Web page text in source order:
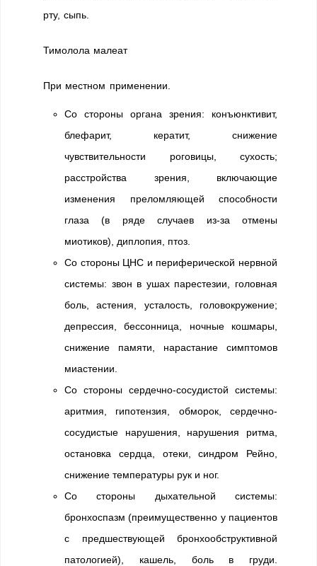
рту, сыпь.
Тимолола малеат
При местном применении.
Со стороны органа зрения: конъюнктивит,
блефарит, кератит, снижение
чувствительности роговицы, сухость;
расстройства зрения, включающие
изменения преломляющей способности
глаза (в ряде случаев из-за отмены
миотиков), диплопия, птоз.
Со стороны ЦНС и периферической нервной
системы: звон в ушах парестезии, головная
боль, астения, усталость, головокружение;
депрессия, бессонница, ночные кошмары,
снижение памяти, нарастание симптомов
миастении.
Со стороны сердечно-сосудистой системы:
аритмия, гипотензия, обморок, сердечно-
сосудистые нарушения, нарушения ритма,
остановка сердца, отеки, синдром Рейно,
снижение температуры рук и ног.
Со стороны дыхательной системы:
бронхоспазм (преимущественно у пациентов
с предшествующей бронхообструктивной
патологией), кашель, боль в груди.